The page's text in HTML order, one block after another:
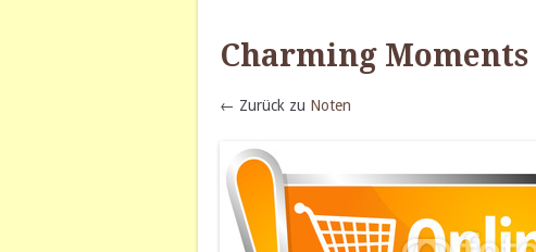
Charming
← Zurück zu Noten